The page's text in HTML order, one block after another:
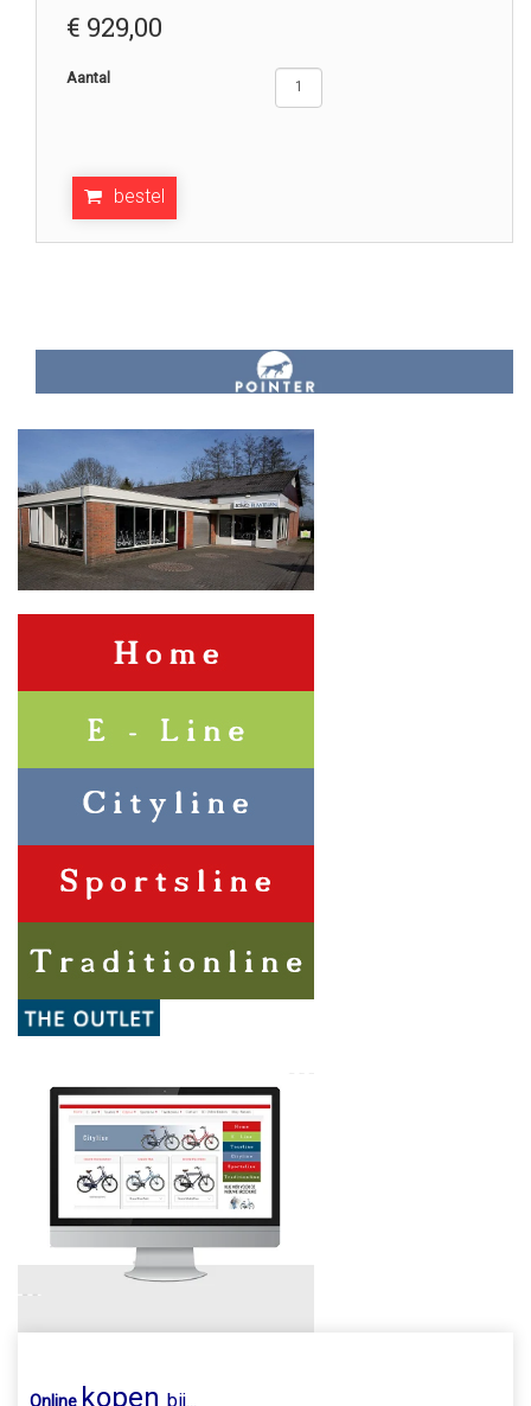
€ 929,00
Aantal
bestel
Online kopen bij